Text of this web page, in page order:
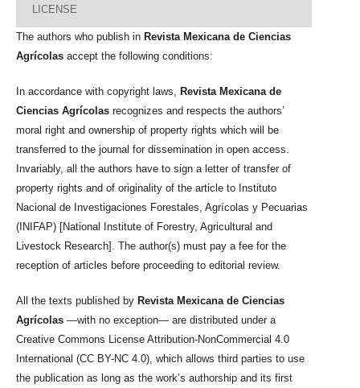
LICENSE
The authors who publish in Revista Mexicana de Ciencias
Agrícolas accept the following conditions:
In accordance with copyright laws,
Revista Mexicana de
Ciencias Agrícolas recognizes and respects the authors’
moral right and ownership of property rights which will be
transferred to the journal for dissemination in open access.
Invariably, all the authors have to sign a letter of transfer of
property rights and of originality of the article to Instituto
Nacional de Investigaciones Forestales, Agrícolas y Pecuarias
(INIFAP) [National Institute of Forestry, Agricultural and
Livestock Research]. The author(s) must pay a fee for the
reception of articles before proceeding to editorial review.
All the texts published by Revista Mexicana de Ciencias
Agrícolas —with no exception— are distributed under a
Creative Commons License Attribution-NonCommercial 4.0
International (CC BY-NC 4.0), which allows third parties to use
the publication as long as the work’s authorship and its first